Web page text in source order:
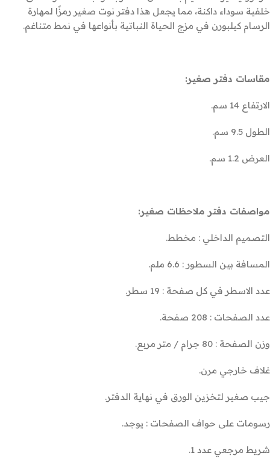
خلفية سوداء داكنة، مما يجعل هذا دفتر نوت صغير رمزًا لمهارة
الرسام كيلبورن في مزج الحياة النباتية بأنواعها في نمط متناغم.
مقاسات دفتر صغير:
الارتفاع 14 سم.
الطول 9.5 سم.
العرض 1.2 سم.
مواصفات دفتر ملاحظات صغير:
التصميم الداخلي : مخطط.
المسافة بين السطور : 6.6 ملم.
عدد الاسطر في كل صفحة : 19 سطر.
عدد الصفحات : 208 صفحة.
وزن الصفحة : 80 جرام / متر مربع.
غلاف خارجي مرن.
جيب صغير لتخزين الورق في نهاية الدفتر.
رسومات على حواف الصفحات : يوجد.
شريط مرجعي عدد 1.